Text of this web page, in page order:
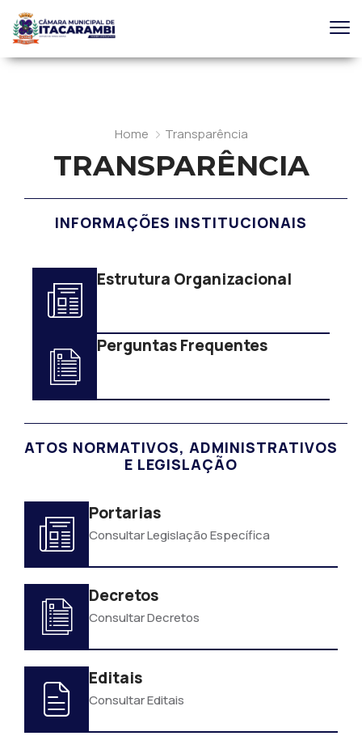
Home Transparência
TRANSPARÊNCIA
INFORMAÇÕES INSTITUCIONAIS
Estrutura Organizacional
Perguntas Frequentes
ATOS NORMATIVOS, ADMINISTRATIVOS
E LEGISLAÇÃO
Portarias
Consultar Legislação Específica
Decretos
Consultar Decretos
Editais
Consultar Editais